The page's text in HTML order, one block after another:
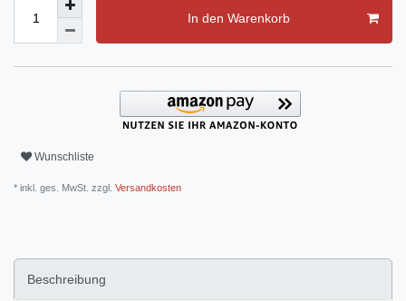
In den Warenkorb
Wunschliste
* inkl. ges. MwSt. zzgl. Versandkosten
Beschreibung